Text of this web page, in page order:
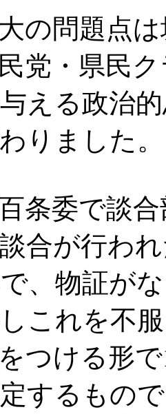
の問題点
党・県民
える政治
りました。
条委で談
合が行わ
、物証が
これを不
つける形
するもの